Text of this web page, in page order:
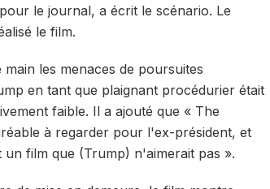
le journal, a écrit le scénario. Le
le film.
les menaces de poursuites
en tant que plaignant procédurier était
faible. Il a ajouté que « The
à regarder pour l'ex-président, et
film que (Trump) n'aimerait pas ».